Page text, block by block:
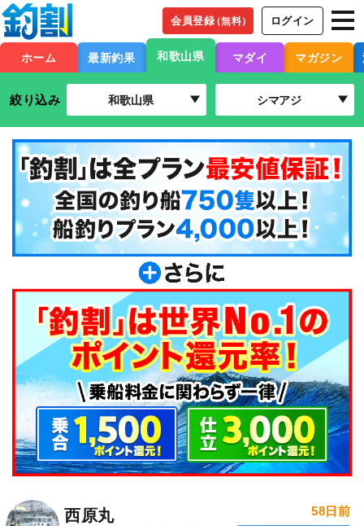
会員登録（無料） ログイン
ホーム 最新釣果 和歌山県 マダイ マガジン
絞り込み 和歌山県 シマアジ
西原丸 58日前